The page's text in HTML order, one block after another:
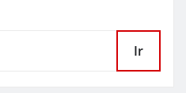
Ir